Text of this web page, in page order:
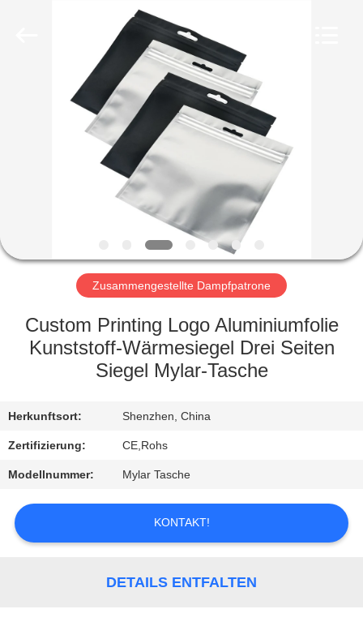
STARTSEITE
PRODUKTE
ÜBER
UNS
FABRIK
TOUR
NACHRICHTEN
FÄLLE
REFERENZEN
Zusammengestellte Dampfpatrone
Custom Printing Logo Aluminiumfolie
Kunststoff-Wärmesiegel Drei Seiten
Siegel Mylar-Tasche
Herkunftsort: Shenzhen, China
Zertifizierung: CE,Rohs
Modellnummer: Mylar Tasche
KONTAKT!
DETAILS ENTFALTEN